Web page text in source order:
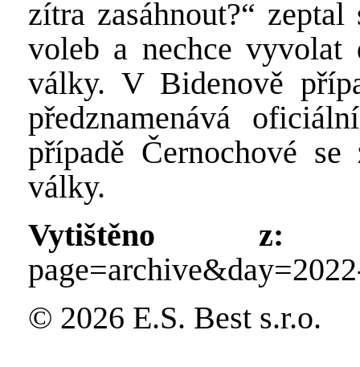
zítra zasáhnout?“
voleb a nechce vyvolat
války. V Bidenově
předznamenává
případě Černochové
války.
Vytištěno z:
© 2026 E.S. Best s.r.o.